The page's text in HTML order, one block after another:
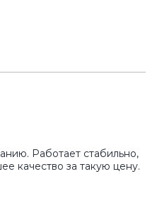
Работает стабильно,
качество за такую цену.